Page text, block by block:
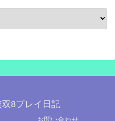
8プレイ日記